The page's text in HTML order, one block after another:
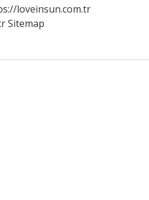
loveinsun.com.tr
Sitemap